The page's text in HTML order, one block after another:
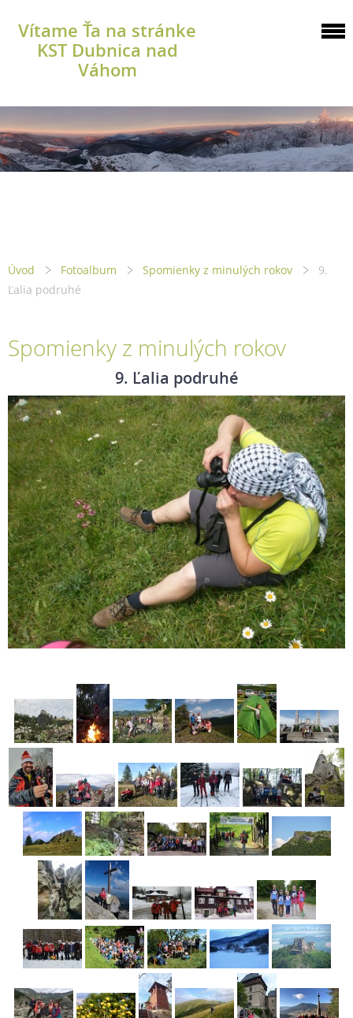
Vítame Ťa na stránke
KST Dubnica nad
Váhom
Úvod Fotoalbum Spomienky z minulých rokov
9.
Ľalia podruhé
Spomienky z minulých rokov
9. Ľalia podruhé